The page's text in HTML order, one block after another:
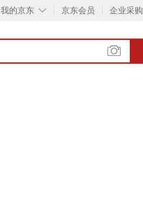
◇
我的京东 京东会员 企业采购